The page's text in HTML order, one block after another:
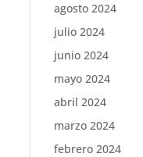
agosto 2024
julio 2024
junio 2024
mayo 2024
abril 2024
marzo 2024
febrero 2024